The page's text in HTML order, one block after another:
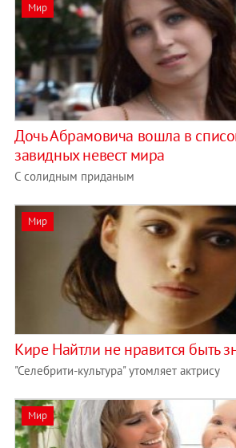
Мир
Дочь Абрамовича вошла в
завидных невест мира
С солидным приданым
Мир
Кире Найтли не нравится быть
"Селебрити-культура" утомляет актрису
Мир